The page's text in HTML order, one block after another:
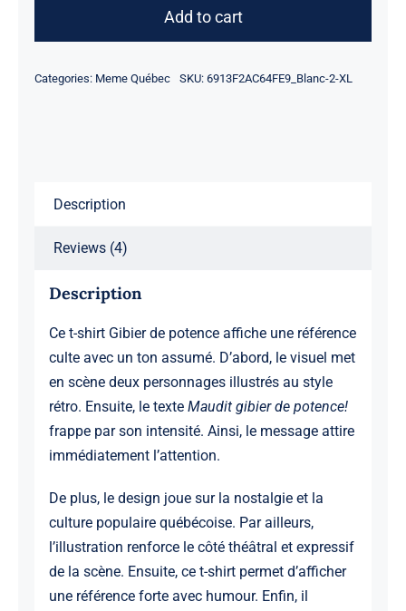
potence
Add to cart
Categories: Meme Québec SKU: 6913F2AC64FE9_Blanc-2-XL
Description
Reviews (4)
Description
Ce t-shirt Gibier de potence affiche une référence
culte avec un ton assumé. D’abord, le visuel met
en scène deux personnages illustrés au style
rétro. Ensuite, le texte Maudit gibier de potence!
frappe par son intensité. Ainsi, le message attire
immédiatement l’attention.
De plus, le design joue sur la nostalgie et la
culture populaire québécoise. Par ailleurs,
l’illustration renforce le côté théâtral et expressif
de la scène. Ensuite, ce t-shirt permet d’afficher
une référence forte avec humour. Enfin, il